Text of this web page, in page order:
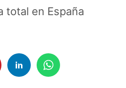
total en España